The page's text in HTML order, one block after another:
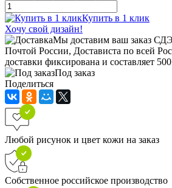
Купить в 1 клик
Хочу свой дизайн!
Мы доставим ваш заказ
Почтой России, Достависта по всей
доставки фиксирована и составляет
Под заказ
Поделиться
Любой рисунок и цвет кожи на заказ
Собственное российское производство